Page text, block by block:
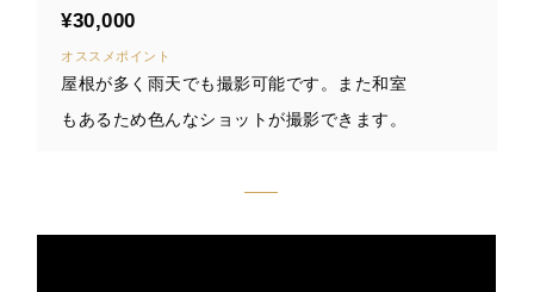
¥30,000
オススメポイント
屋根が多く雨天でも撮影可能です。また和室
もあるため色んなショットが撮影できます。